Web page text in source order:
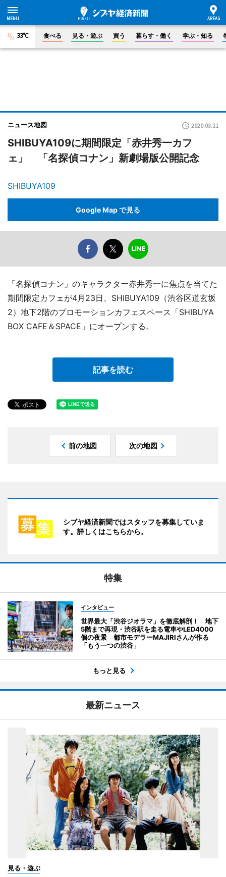
33°C 食べる 見る・遊ぶ 買う 暮らす・働く 学ぶ・知る
ニュース地図 2020.03.11
SHIBUYA109に期間限定「赤井秀一カフ
ェ」 「名探偵コナン」新劇場版公開記念
SHIBUYA109
Google Map で見る
「名探偵コナン」のキャラクター赤井秀一に焦点を当てた
期間限定カフェが4月23日、SHIBUYA109（渋谷区道玄坂
2）地下2階のプロモーションカフェスペース「SHIBUYA
BOX CAFE＆SPACE」にオープンする。
記事を読む
前の地図 次の地図
シブヤ経済新聞ではスタッフを募集していま
す。詳しくはこちらから。
特集
インタビュー
世界最大「渋谷ジオラマ」を徹底解剖！ 地下
5階まで再現・渋谷駅を走る電車やLED4000
個の夜景 都市モデラーMAJIRIさんが作る
「もう一つの渋谷」
もっと見る
最新ニュース
見る・遊ぶ